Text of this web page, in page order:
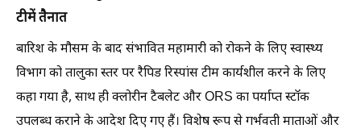
टीमें तैनात
बारिश के मौसम के बाद संभावित महामारी को रोकने के लिए स्वास्थ्य
विभाग को तालुका स्तर पर रैपिड रिस्पांस टीम कार्यशील करने के लिए
कहा गया है, साथ ही क्लोरीन टैबलेट और ORS का पर्याप्त स्टॉक
उपलब्ध कराने के आदेश दिए गए हैं। विशेष रूप से गर्भवती माताओं और